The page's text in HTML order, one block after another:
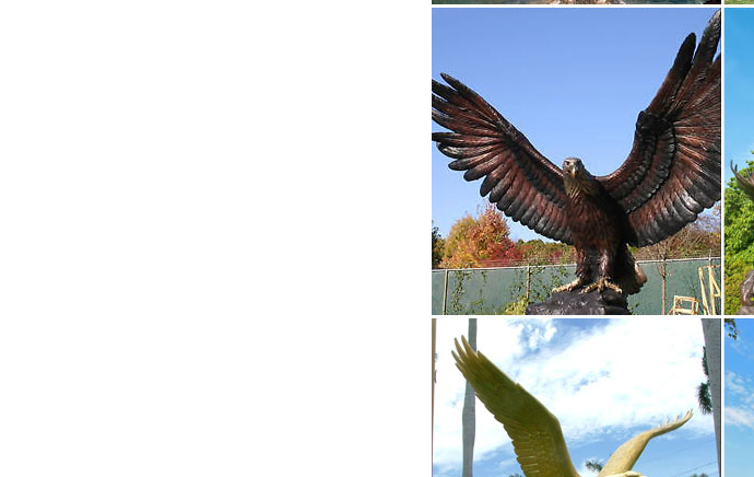
Статуэтки богов и богинь – Купить статуэтки
Садовый декор. Предметы
Статуэтка Veronese "Гермес – бог торговли"
ArtManiac’s – Скульптуры, бюсты, статуэтки,
Упаковка. 3D-изделия авторской работы.
фигурка и копилка Aurora Design.
современности заложил…